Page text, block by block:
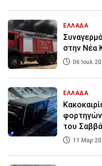
ΕΛΛΑΔΑ
στην Νέα
06 Ιουλ
ΕΛΛΑΔΑ
του
11 Μαρ